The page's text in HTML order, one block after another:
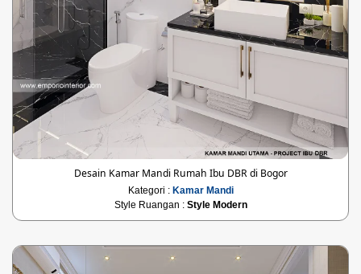
Desain Kamar Mandi Rumah Ibu DBR di Bogor
Kategori : Kamar Mandi
Style Ruangan : Style Modern